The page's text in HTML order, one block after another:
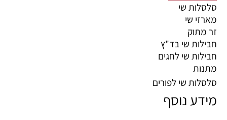
סלסלות שי
מארזי שי
זר מתוק
חבילות שי בד"ץ
חבילות שי לחגים
מתנות
סלסלות שי לפורים
מידע נוסף